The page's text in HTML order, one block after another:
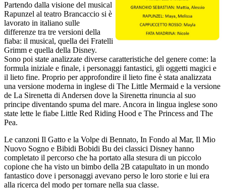
Partendo dalla visione del musical
Rapunzel al teatro Brancaccio si è
lavorato in italiano sulle
differenze tra tre versioni della
fiaba: il musical, quella dei Fratelli
Grimm e quella della Disney.
Sono poi state analizzate diverse caratteristiche del genere come: la
formula iniziale e finale, i personaggi fantastici, gli oggetti magici e
il lieto fine. Proprio per approfondire il lieto fine è stata analizzata
una versione moderna in inglese di The Little Mermaid e la versione
de La Sirenetta di Andersen dove la Sirenetta rinuncia al suo
principe diventando spuma del mare. Ancora in lingua inglese sono
state lette le fiabe Little Red Riding Hood e The Princess and The
Pea.
Le canzoni Il Gatto e la Volpe di Bennato, In Fondo al Mar, Il Mio
Nuovo Sogno e Bibidi Bobidi Bu dei classici Disney hanno
completato il percorso che ha portato alla stesura di un piccolo
copione che ha visto un bimbo della 2B catapultato in un mondo
fantastico dove i personaggi avevano perso le loro storie e lui era
alla ricerca del modo per tornare nella sua classe.